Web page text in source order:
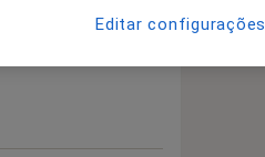
Editar configurações